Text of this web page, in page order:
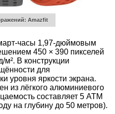
Amazfit
часы 1,97-дюймовым
450 × 390 пикселей
м². В конструкции
для
уровня яркости экрана.
из лёгкого алюминиевого
составляет 5 ATM
на глубину до 50 метров).